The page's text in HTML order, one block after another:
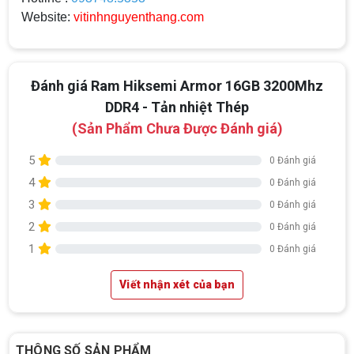
Website: vitinhnguyenthang.com
Đánh giá Ram Hiksemi Armor 16GB 3200Mhz
DDR4 - Tản nhiệt Thép
(Sản Phẩm Chưa Được Đánh giá)
5 0 Đánh giá
4 0 Đánh giá
3 0 Đánh giá
2 0 Đánh giá
1 0 Đánh giá
Viết nhận xét của bạn
THÔNG SỐ SẢN PHẨM
Top 18 tựa game PC huyền thoại gắn liền